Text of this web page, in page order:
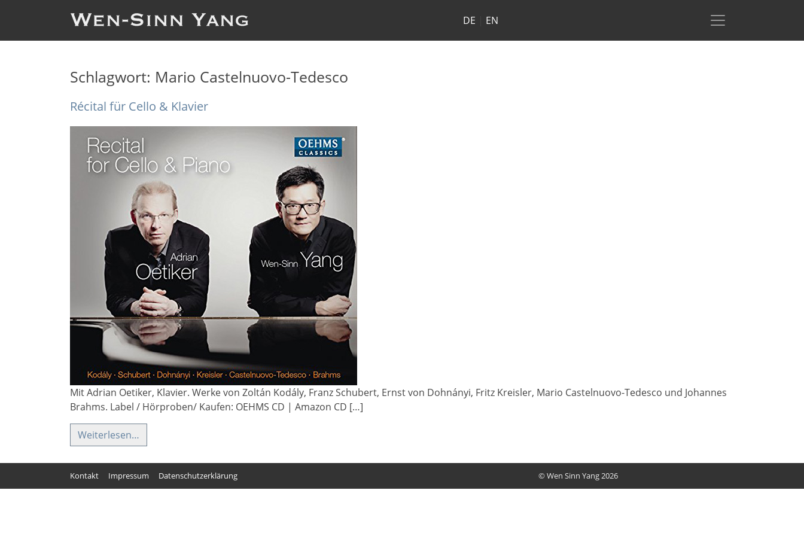
DE EN
Schlagwort: Mario Castelnuovo-Tedesco
Récital für Cello & Klavier
Mit Adrian Oetiker, Klavier. Werke von Zoltán Kodály, Franz Schubert, Ernst von Dohnányi, Fritz Kreisler, Mario Castelnuovo-Tedesco und Johannes
Brahms. Label / Hörproben/ Kaufen: OEHMS CD | Amazon CD […]
Weiterlesen…
Kontakt Impressum Datenschutzerklärung © Wen Sinn Yang 2026